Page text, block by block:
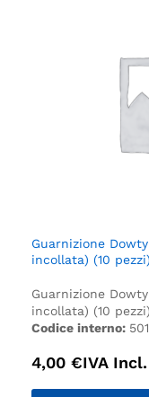
Guarnizione
incollata) (10
Guarnizione
incollata) (10
Codice interno:
4,00 €IVA Incl.